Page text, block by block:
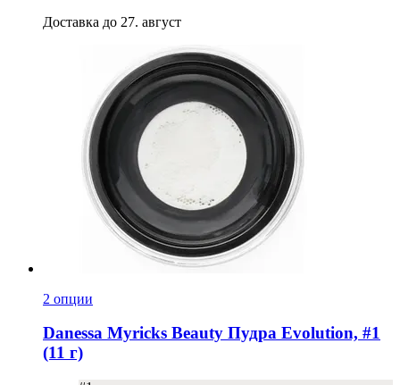
Доставка до 27. август
2 опции
Danessa Myricks Beauty Пудра Evolution, #1
(11 г)